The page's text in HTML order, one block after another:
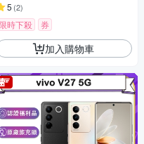
5 (2)
時下殺 券
加入購物車